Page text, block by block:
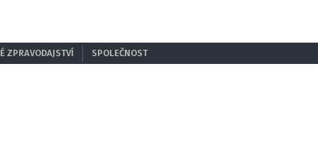
ZPRAVODAJSTVÍ SPOLEČNOST